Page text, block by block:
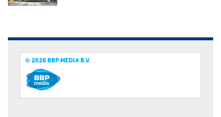
© 2026 BBP MEDIA B.V.